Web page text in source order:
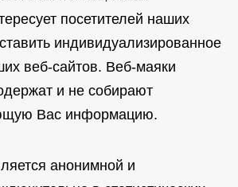
посетителей наших
индивидуализированное
веб-сайтов. Веб-маяки
и не собирают
Вас информацию.
анонимной и